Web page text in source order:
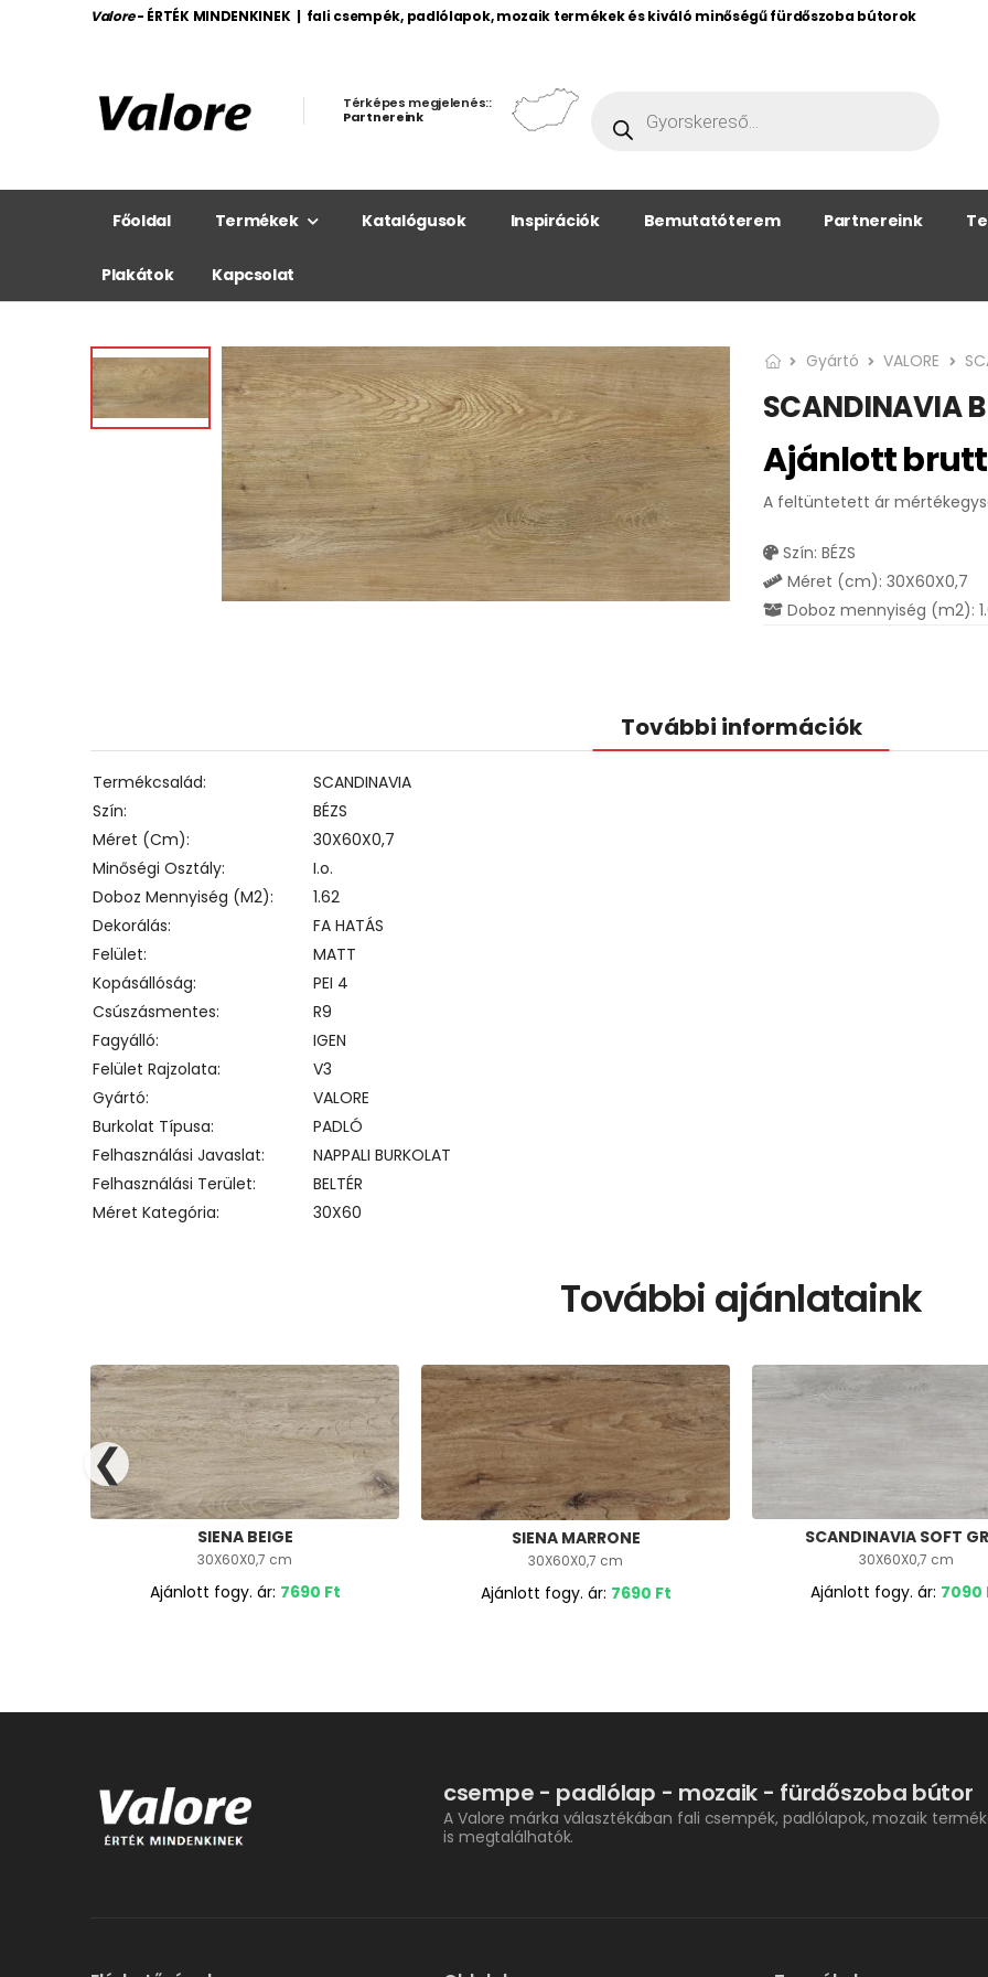
Valore - ÉRTÉK MINDENKINEK | fali csempék, padlólapok, mozaik termékek és kiváló minőségű fürdőszoba bútorok
Térképes megjelenés::
Partnereink
Főoldal Termékek Katalógusok Inspirációk Bemutatóterem Partnereink
Plakátok Kapcsolat
Gyártó VALORE
SCANDINAVIA
Ajánlott
A feltüntetett ár
Szín: BÉZS
Méret (cm): 30X60X0,7
Doboz mennyiség (m2):
További információk
Termékcsalád
SCANDINAVIA
Szín
BÉZS
Méret (cm)
30X60X0,7
Minőségi Osztály
I.o.
Doboz Mennyiség (m2)
1.62
Dekorálás
FA HATÁS
Felület
MATT
Kopásállóság
PEI 4
Csúszásmentes
R9
Fagyálló
IGEN
Felület Rajzolata
V3
Gyártó
VALORE
Burkolat Típusa
PADLÓ
Felhasználási Javaslat
NAPPALI BURKOLAT
Felhasználási Terület
BELTÉR
Méret Kategória
30X60
További ajánlataink
SIENA BEIGE
30X60X0,7 cm
Ajánlott fogy. ár: 7690 Ft
SIENA MARRONE
30X60X0,7 cm
Ajánlott fogy. ár: 7690 Ft
SCANDINAVIA SOFT
30X60X0,7 cm
Ajánlott fogy. ár: 7090
❮
csempe - padlólap - mozaik - fürdőszoba bútor
A Valore márka választékában fali csempék, padlólapok, mozaik
is megtalálhatók.